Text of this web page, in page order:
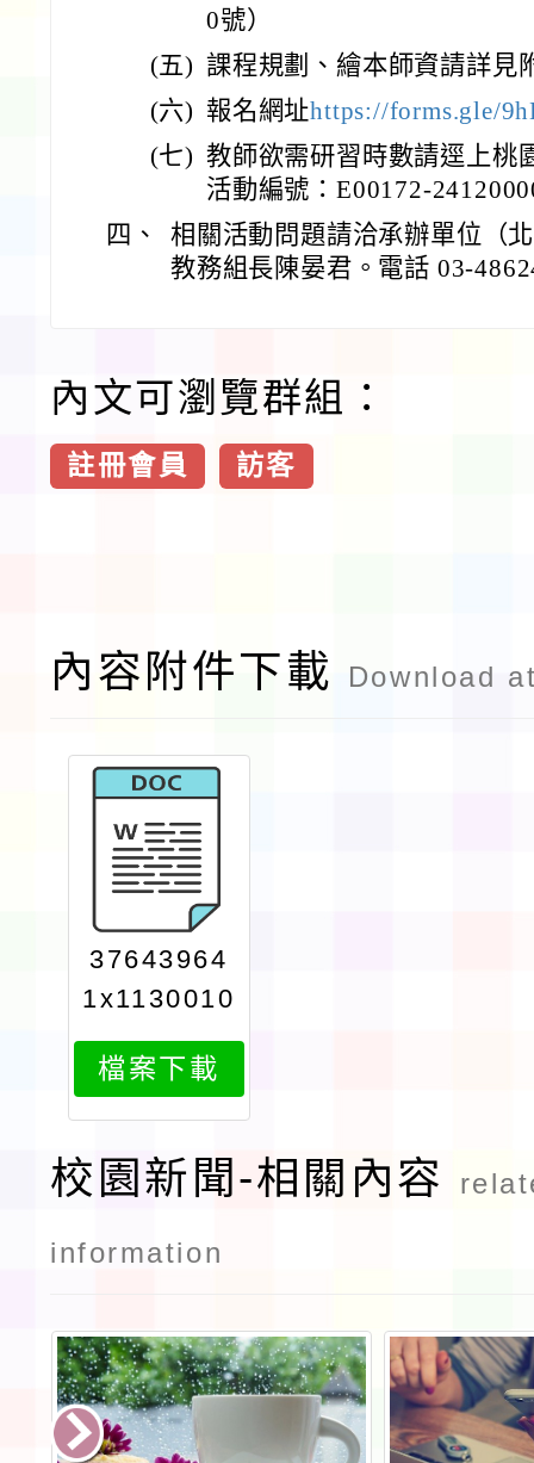
0號）
(五) 課程規劃、繪本師資請詳見
(六) 報名網址https://forms.gle/
(七) 教師欲需研習時數請逕上桃
活動編號：E00172-
四、
相關活動問題請洽承辦單位（
教務組長陳晏君。電話 03-
內文可瀏覽群組：
註冊會員 訪客
內容附件下載 Download
37643964
1x1130010
639attach
1
檔案下載
校園新聞-相關內容
information